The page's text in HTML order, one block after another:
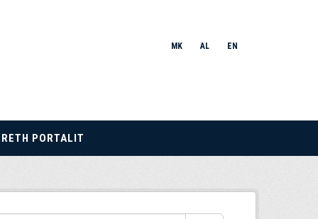
MK AL EN
PORTALIT